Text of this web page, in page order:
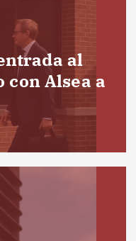
al
con Alsea a